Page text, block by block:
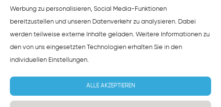
Werbung zu personalisieren, Social Media-Funktionen
bereitzustellen und unseren Datenverkehr zu analysieren. Dabei
werden teilweise externe Inhalte geladen. Weitere Informationen zu
den von uns eingesetzten Technologien erhalten Sie in den
individuellen Einstellungen.
ALLE AKZEPTIEREN